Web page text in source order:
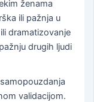
ženama
ili pažnja u
dramatizovanje
drugih ljudi
validacijom.